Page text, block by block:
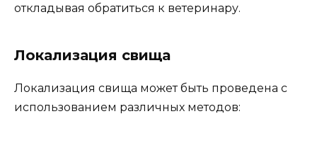
откладывая обратиться к ветеринару.
Локализация свища
Локализация свища может быть проведена с
использованием различных методов: